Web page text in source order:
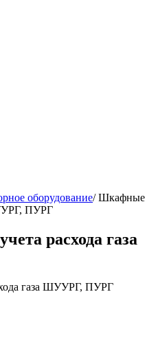
оборудование/ Шкафные
ПУРГ
расхода газа